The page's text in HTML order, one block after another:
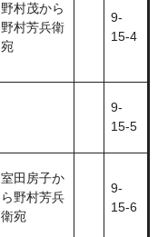
野村茂から
野村芳兵衛
宛
9-
15-4
9-
15-5
室田房子か
ら野村芳兵
衛宛
9-
15-6